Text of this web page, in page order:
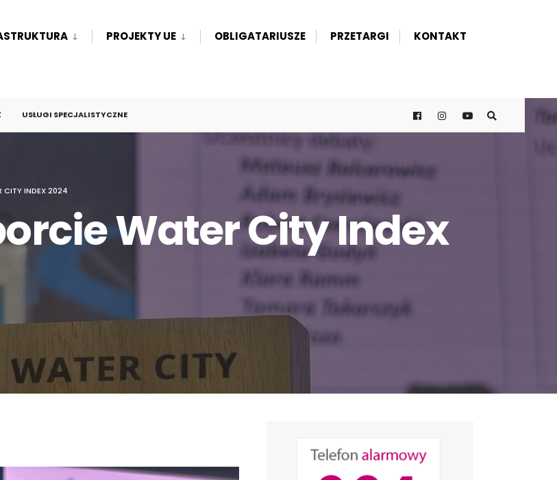
PROJEKTY UE OBLIGATARIUSZE PRZETARGI KONTAKT
USŁUGI SPECJALISTYCZNE
CITY INDEX 2024
Water City Index